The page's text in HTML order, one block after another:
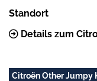
Standort
Details zum
Citroën Other Jumpy